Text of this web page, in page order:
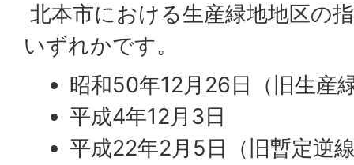
北本市における生産緑地地区の
いずれかです。
昭和50年12月26日（旧生産
平成4年12月3日
平成22年2月5日（旧暫定逆